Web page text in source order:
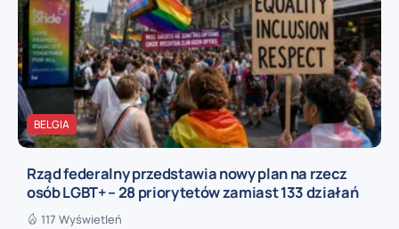
BELGIA
Rząd federalny przedstawia nowy plan na rzecz
osób LGBT+ – 28 priorytetów zamiast 133 działań
117 Wyświetleń